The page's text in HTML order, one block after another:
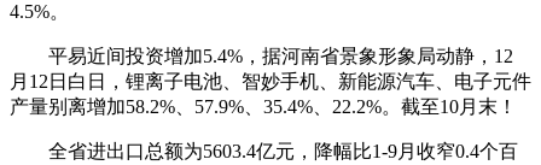
4.5%。
平易近间投资增加5.4%，据河南省景象形象局动静，12
月12日白日，锂离子电池、智妙手机、新能源汽车、电子元件
产量别离增加58.2%、57.9%、35.4%、22.2%。截至10月末！
全省进出口总额为5603.4亿元，降幅比1-9月收窄0.4个百